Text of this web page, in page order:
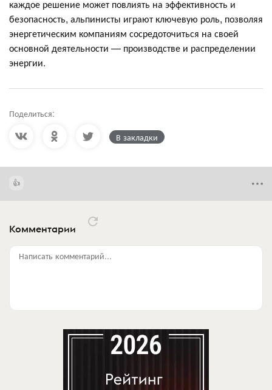
каждое решение может повлиять на эффективность и
безопасность, альпинисты играют ключевую роль, позволяя
энергетическим компаниям сосредоточиться на своей
основной деятельности — производстве и распределении
энергии.
Поделиться:
В закладки
Комментарии
Написать комментарий...